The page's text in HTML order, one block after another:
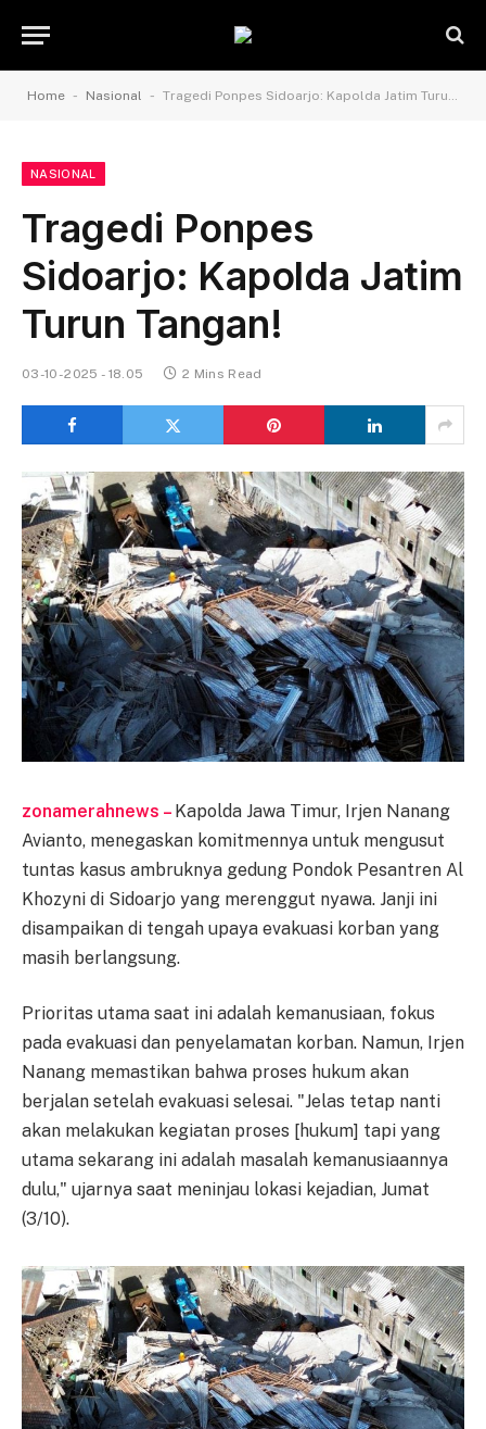
Home - Nasional - Tragedi Ponpes Sidoarjo: Kapolda Jatim Turun Tangan!
NASIONAL
Tragedi Ponpes
Sidoarjo: Kapolda Jatim
Turun Tangan!
03-10-2025 - 18.05 2 Mins Read
zonamerahnews – Kapolda Jawa Timur, Irjen Nanang
Avianto, menegaskan komitmennya untuk mengusut
tuntas kasus ambruknya gedung Pondok Pesantren Al
Khozyni di Sidoarjo yang merenggut nyawa. Janji ini
disampaikan di tengah upaya evakuasi korban yang
masih berlangsung.
Prioritas utama saat ini adalah kemanusiaan, fokus
pada evakuasi dan penyelamatan korban. Namun, Irjen
Nanang memastikan bahwa proses hukum akan
berjalan setelah evakuasi selesai. "Jelas tetap nanti
akan melakukan kegiatan proses [hukum] tapi yang
utama sekarang ini adalah masalah kemanusiaannya
dulu," ujarnya saat meninjau lokasi kejadian, Jumat
(3/10).